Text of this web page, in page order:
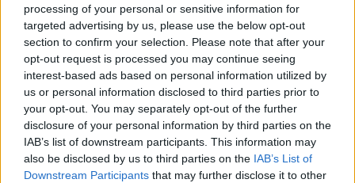
processing of your personal or sensitive information for
targeted advertising by us, please use the below opt-out
section to confirm your selection. Please note that after your
opt-out request is processed you may continue seeing
interest-based ads based on personal information utilized by
us or personal information disclosed to third parties prior to
your opt-out. You may separately opt-out of the further
disclosure of your personal information by third parties on the
IAB’s list of downstream participants. This information may
also be disclosed by us to third parties on the IAB’s List of
Downstream Participants that may further disclose it to other
sovraštva, nasilja ali nestrpnosti. Komentarji z žaljivimi,
rasističnimi, diskriminatornimi ali nezakonitimi vsebinami
bodo odstranjeni. Pravila komentiranja →
Failed to fetch
Prihajajoči dogodki
AVG
9
Odiseja
19:00